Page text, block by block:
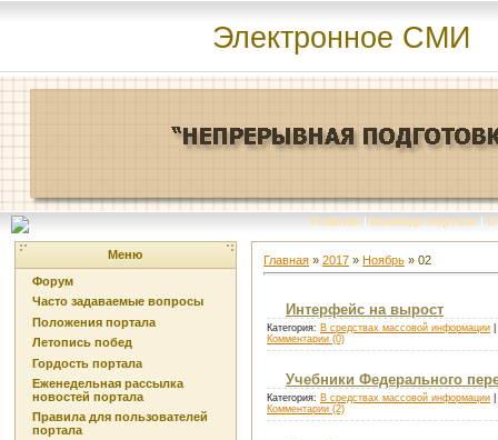
Электронное СМИ
Главная | Команда портала | О
Меню
Форум
Часто задаваемые вопросы
Положения портала
Летопись побед
Гордость портала
Еженедельная рассылка
новостей портала
Правила для пользователей
портала
Главная » 2017 » Ноябрь » 02
Интерфейс на вырост
Категория: В средствах массовой информации
Комментарии (0)
Учебники Федерального
Категория: В средствах массовой информации
Комментарии (2)